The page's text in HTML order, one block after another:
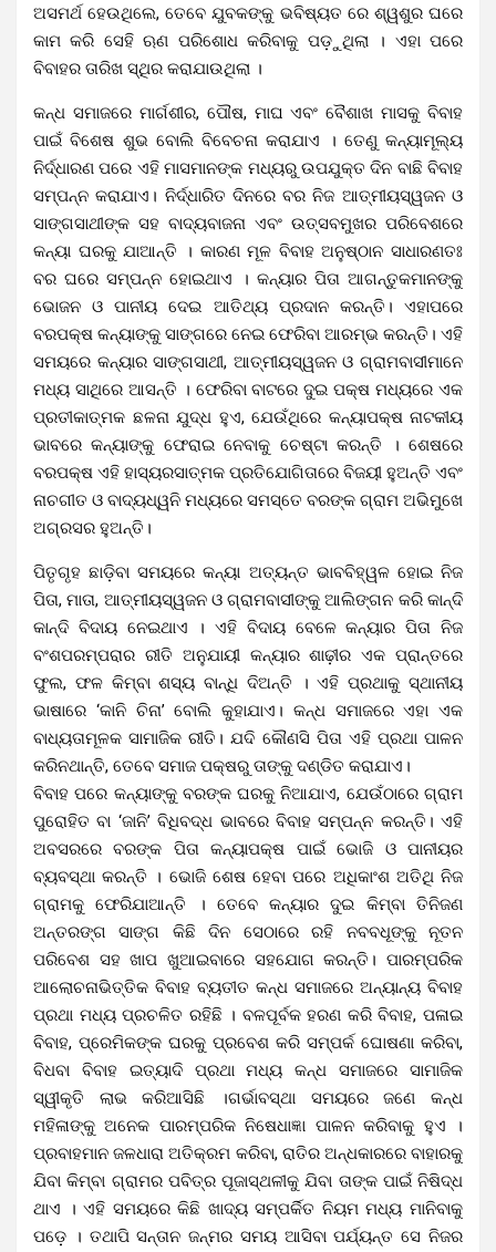
ଅସମର୍ଥ ହେଉଥିଲେ, ତେବେ ଯୁବକଙ୍କୁ ଭବିଷ୍ୟତ ରେ ଶ୍ୱଶୁର ଘରେ
କାମ କରି ସେହି ଋଣ ପରିଶୋଧ କରିବାକୁ ପଡ଼ୁଥିଲା । ଏହା ପରେ
ବିବାହର ତାରିଖ ସ୍ଥିର କରାଯାଉଥିଲା ।
କନ୍ଧ ସମାଜରେ ମାର୍ଗଶୀର, ପୌଷ, ମାଘ ଏବଂ ବୈଶାଖ ମାସକୁ ବିବାହ
ପାଇଁ ବିଶେଷ ଶୁଭ ବୋଲି ବିବେଚନା କରାଯାଏ । ତେଣୁ କନ୍ୟାମୂଲ୍ୟ
ନିର୍ଦ୍ଧାରଣ ପରେ ଏହି ମାସମାନଙ୍କ ମଧ୍ୟରୁ ଉପଯୁକ୍ତ ଦିନ ବାଛି ବିବାହ
ସମ୍ପନ୍ନ କରାଯାଏ। ନିର୍ଦ୍ଧାରିତ ଦିନରେ ବର ନିଜ ଆତ୍ମୀୟସ୍ୱଜନ ଓ
ସାଙ୍ଗସାଥୀଙ୍କ ସହ ବାଦ୍ୟବାଜନା ଏବଂ ଉତ୍ସବମୁଖର ପରିବେଶରେ
କନ୍ୟା ଘରକୁ ଯାଆନ୍ତି । କାରଣ ମୂଳ ବିବାହ ଅନୁଷ୍ଠାନ ସାଧାରଣତଃ
ବର ଘରେ ସମ୍ପନ୍ନ ହୋଇଥାଏ । କନ୍ୟାର ପିତା ଆଗନ୍ତୁକମାନଙ୍କୁ
ଭୋଜନ ଓ ପାନୀୟ ଦେଇ ଆତିଥ୍ୟ ପ୍ରଦାନ କରନ୍ତି। ଏହାପରେ
ବରପକ୍ଷ କନ୍ୟାଙ୍କୁ ସାଙ୍ଗରେ ନେଇ ଫେରିବା ଆରମ୍ଭ କରନ୍ତି। ଏହି
ସମୟରେ କନ୍ୟାର ସାଙ୍ଗସାଥୀ, ଆତ୍ମୀୟସ୍ୱଜନ ଓ ଗ୍ରାମବାସୀମାନେ
ମଧ୍ୟ ସାଥିରେ ଆସନ୍ତି । ଫେରିବା ବାଟରେ ଦୁଇ ପକ୍ଷ ମଧ୍ୟରେ ଏକ
ପ୍ରତୀକାତ୍ମକ ଛଳନା ଯୁଦ୍ଧ ହୁଏ, ଯେଉଁଥିରେ କନ୍ୟାପକ୍ଷ ନାଟକୀୟ
ଭାବରେ କନ୍ୟାଙ୍କୁ ଫେରାଇ ନେବାକୁ ଚେଷ୍ଟା କରନ୍ତି । ଶେଷରେ
ବରପକ୍ଷ ଏହି ହାସ୍ୟରସାତ୍ମକ ପ୍ରତିଯୋଗିତାରେ ବିଜୟୀ ହୁଅନ୍ତି ଏବଂ
ନାଚଗୀତ ଓ ବାଦ୍ୟଧ୍ୱନି ମଧ୍ୟରେ ସମସ୍ତେ ବରଙ୍କ ଗ୍ରାମ ଅଭିମୁଖେ
ଅଗ୍ରସର ହୁଅନ୍ତି।
ପିତୃଗୃହ ଛାଡ଼ିବା ସମୟରେ କନ୍ୟା ଅତ୍ୟନ୍ତ ଭାବବିହ୍ୱଳ ହୋଇ ନିଜ
ପିତା, ମାତା, ଆତ୍ମୀୟସ୍ୱଜନ ଓ ଗ୍ରାମବାସୀଙ୍କୁ ଆଲିଙ୍ଗନ କରି କାନ୍ଦି
କାନ୍ଦି ବିଦାୟ ନେଇଥାଏ । ଏହି ବିଦାୟ ବେଳେ କନ୍ୟାର ପିତା ନିଜ
ବଂଶପରମ୍ପରାର ରୀତି ଅନୁଯାୟୀ କନ୍ୟାର ଶାଢ଼ୀର ଏକ ପ୍ରାନ୍ତରେ
ଫୁଲ, ଫଳ କିମ୍ବା ଶସ୍ୟ ବାନ୍ଧି ଦିଅନ୍ତି । ଏହି ପ୍ରଥାକୁ ସ୍ଥାନୀୟ
ଭାଷାରେ ‘କାନି ଚିନା’ ବୋଲି କୁହାଯାଏ। କନ୍ଧ ସମାଜରେ ଏହା ଏକ
ବାଧ୍ୟତାମୂଳକ ସାମାଜିକ ରୀତି। ଯଦି କୌଣସି ପିତା ଏହି ପ୍ରଥା ପାଳନ
କରିନଥାନ୍ତି, ତେବେ ସମାଜ ପକ୍ଷରୁ ତାଙ୍କୁ ଦଣ୍ଡିତ କରାଯାଏ।
ବିବାହ ପରେ କନ୍ୟାଙ୍କୁ ବରଙ୍କ ଘରକୁ ନିଆଯାଏ, ଯେଉଁଠାରେ ଗ୍ରାମ
ପୁରୋହିତ ବା ‘ଜାନି’ ବିଧିବଦ୍ଧ ଭାବରେ ବିବାହ ସମ୍ପନ୍ନ କରନ୍ତି। ଏହି
ଅବସରରେ ବରଙ୍କ ପିତା କନ୍ୟାପକ୍ଷ ପାଇଁ ଭୋଜି ଓ ପାନୀୟର
ବ୍ୟବସ୍ଥା କରନ୍ତି । ଭୋଜି ଶେଷ ହେବା ପରେ ଅଧିକାଂଶ ଅତିଥି ନିଜ
ଗ୍ରାମକୁ ଫେରିଯାଆନ୍ତି । ତେବେ କନ୍ୟାର ଦୁଇ କିମ୍ବା ତିନିଜଣ
ଅନ୍ତରଙ୍ଗ ସାଙ୍ଗ କିଛି ଦିନ ସେଠାରେ ରହି ନବବଧୂଙ୍କୁ ନୂତନ
ପରିବେଶ ସହ ଖାପ ଖୁଆଇବାରେ ସହଯୋଗ କରନ୍ତି। ପାରମ୍ପରିକ
ଆଲୋଚନାଭିତ୍ତିକ ବିବାହ ବ୍ୟତୀତ କନ୍ଧ ସମାଜରେ ଅନ୍ୟାନ୍ୟ ବିବାହ
ପ୍ରଥା ମଧ୍ୟ ପ୍ରଚଳିତ ରହିଛି । ବଳପୂର୍ବକ ହରଣ କରି ବିବାହ, ପଳାଇ
ବିବାହ, ପ୍ରେମିକଙ୍କ ଘରକୁ ପ୍ରବେଶ କରି ସମ୍ପର୍କ ଘୋଷଣା କରିବା,
ବିଧବା ବିବାହ ଇତ୍ୟାଦି ପ୍ରଥା ମଧ୍ୟ କନ୍ଧ ସମାଜରେ ସାମାଜିକ
ସ୍ୱୀକୃତି ଲାଭ କରିଆସିଛି ।ଗର୍ଭାବସ୍ଥା ସମୟରେ ଜଣେ କନ୍ଧ
ମହିଳାଙ୍କୁ ଅନେକ ପାରମ୍ପରିକ ନିଷେଧାଜ୍ଞା ପାଳନ କରିବାକୁ ହୁଏ ।
ପ୍ରବାହମାନ ଜଳଧାରା ଅତିକ୍ରମ କରିବା, ରାତିର ଅନ୍ଧକାରରେ ବାହାରକୁ
ଯିବା କିମ୍ବା ଗ୍ରାମର ପବିତ୍ର ପୂଜାସ୍ଥଳୀକୁ ଯିବା ତାଙ୍କ ପାଇଁ ନିଷିଦ୍ଧ
ଥାଏ । ଏହି ସମୟରେ କିଛି ଖାଦ୍ୟ ସମ୍ପର୍କିତ ନିୟମ ମଧ୍ୟ ମାନିବାକୁ
ପଡ଼େ । ତଥାପି ସନ୍ତାନ ଜନ୍ମର ସମୟ ଆସିବା ପର୍ଯ୍ୟନ୍ତ ସେ ନିଜର